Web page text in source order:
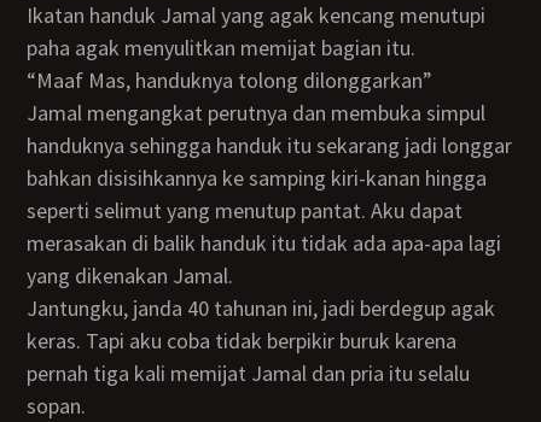
Ikatan handuk Jamal yang agak kencang menutupi
paha agak menyulitkan memijat bagian itu.
“Maaf Mas, handuknya tolong dilonggarkan”
Jamal mengangkat perutnya dan membuka simpul
handuknya sehingga handuk itu sekarang jadi longgar
bahkan disisihkannya ke samping kiri-kanan hingga
seperti selimut yang menutup pantat. Aku dapat
merasakan di balik handuk itu tidak ada apa-apa lagi
yang dikenakan Jamal.
Jantungku, janda 40 tahunan ini, jadi berdegup agak
keras. Tapi aku coba tidak berpikir buruk karena
pernah tiga kali memijat Jamal dan pria itu selalu
sopan.